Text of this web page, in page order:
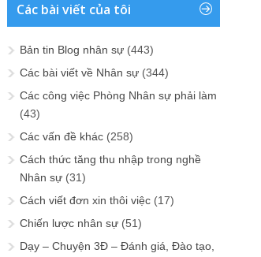
Các bài viết của tôi
Bản tin Blog nhân sự (443)
Các bài viết về Nhân sự (344)
Các công việc Phòng Nhân sự phải làm
(43)
Các vấn đề khác (258)
Cách thức tăng thu nhập trong nghề
Nhân sự (31)
Cách viết đơn xin thôi việc (17)
Chiến lược nhân sự (51)
Dạy – Chuyện 3Đ – Đánh giá, Đào tạo,